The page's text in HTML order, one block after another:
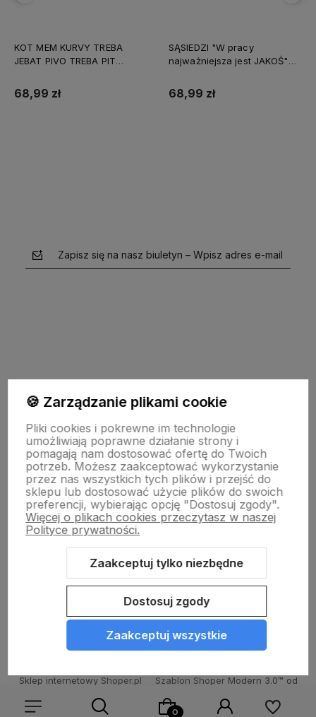
KOT MEM KURVY TREBA
JEBAT PIVO TREBA PIT
na PREZENT URODZINY
ŚWIĘTA
68,99 zł
SĄSIEDZI "W pracy
najważniejsza jest JAKOŚ"
PREZENT URODZINY ŚWIĘTA
68,99 zł
Zapisz się na nasz biuletyn – Wpisz adres e-mail
Pomoc
Moje konto
Płatności i dostawa
Sklep internetowy Shoper.pl Szablon Shoper Modern 3.0™ od
🍪 Zarządzanie plikami cookie
Pliki cookies i pokrewne im technologie
umożliwiają poprawne działanie strony i
pomagają nam dostosować ofertę do Twoich
potrzeb. Możesz zaakceptować wykorzystanie
przez nas wszystkich tych plików i przejść do
sklepu lub dostosować użycie plików do swoich
preferencji, wybierając opcję "Dostosuj zgody".
Więcej o plikach cookies przeczytasz w naszej
Polityce prywatności.
Zaakceptuj tylko niezbędne
Dostosuj zgody
Zaakceptuj wszystkie